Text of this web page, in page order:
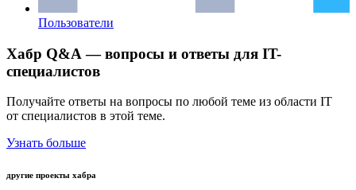
Пользователи
Хабр Q&A — вопросы и ответы для IT-
специалистов
Получайте ответы на вопросы по любой теме из области IT
от специалистов в этой теме.
Узнать больше
другие проекты хабра